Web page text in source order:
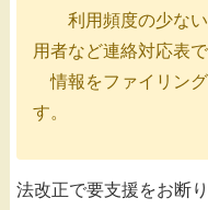
利用頻度の少ない
用者など連絡対応表
情報をファイリング
す。
法改正で要支援をお断